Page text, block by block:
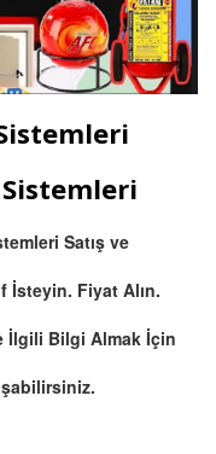
Satış ve
İsteyin. Fiyat Alın.
İlgili Bilgi Almak İçin